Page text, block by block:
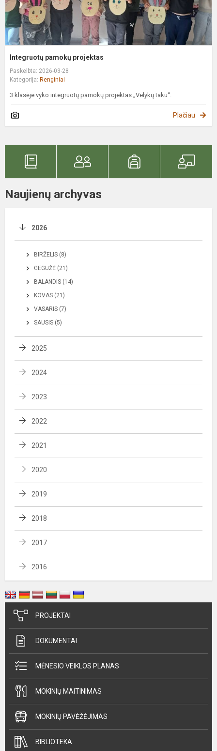
Integruotų pamokų projektas
Paskelbta: 2026-03-28
Kategorija: Renginiai
3 klasėje vyko integruotų pamokų projektas „Velykų taku“.
Plačiau
Naujienų archyvas
2026
BIRŽELIS (8)
GEGUŽĖ (21)
BALANDIS (14)
KOVAS (21)
VASARIS (7)
SAUSIS (5)
2025
2024
2023
2022
2021
2020
2019
2018
2017
2016
PROJEKTAI
DOKUMENTAI
MĖNESIO VEIKLOS PLANAS
MOKINIŲ MAITINIMAS
MOKINIŲ PAVĖŽĖJIMAS
BIBLIOTEKA